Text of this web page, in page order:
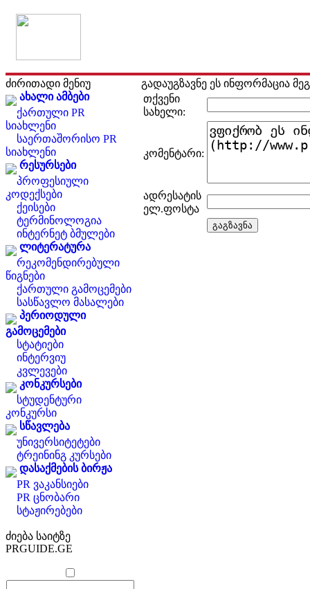
ძირითადი მენიუ
ახალი ამბები
ქართული PR
სიახლენი
საერთაშორისო PR
სიახლენი
რესურსები
პროფესიული
კოდექსები
ქეისები
ტერმინოლოგია
ინტერნეტ ბმულები
ლიტერატურა
რეკომენდირებული
წიგნები
ქართული გამოცემები
სასწავლო მასალები
პერიოდული
გამოცემები
სტატიები
ინტერვიუ
კვლევები
კონკურსები
სტუდენტური
კონკურსი
სწავლება
უნივერსიტეტები
ტრეინინგ კურსები
დასაქმების ბირჟა
PR ვაკანსიები
PR ცნობარი
სტაჟირებები
ძიება საიტზე
PRGUIDE.GE
გადაუგზავნე ეს ინფორმაცია
თქვენი
სახელი:
კომენტარი:
ადრესატის
ელ.ფოსტა